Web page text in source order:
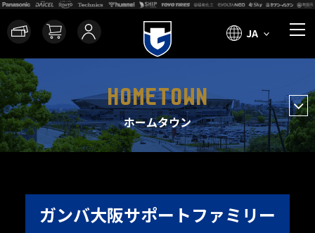
JA
HOMETOWN
ホームタウン
ガンバ大阪サポートファミリー